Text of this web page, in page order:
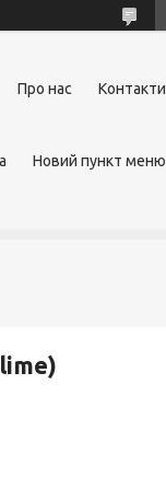
Про нас Контакти
Новий пункт меню